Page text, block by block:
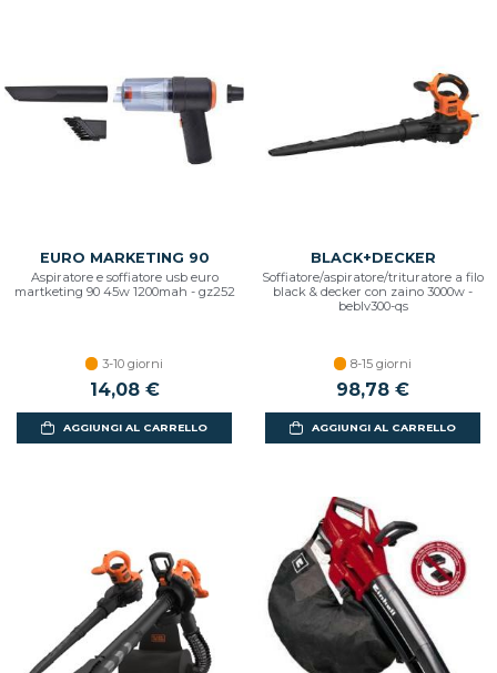
EURO MARKETING 90
Aspiratore e soffiatore usb euro
martketing 90 45w 1200mah - gz252
3-10 giorni
14,08 €
AGGIUNGI AL CARRELLO
BLACK+DECKER
Soffiatore/aspiratore/trituratore a filo
black & decker con zaino 3000w -
beblv300-qs
8-15 giorni
98,78 €
AGGIUNGI AL CARRELLO